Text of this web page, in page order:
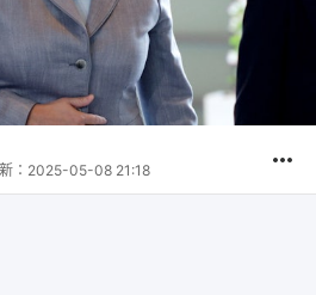
： 2025-05-08 21:18